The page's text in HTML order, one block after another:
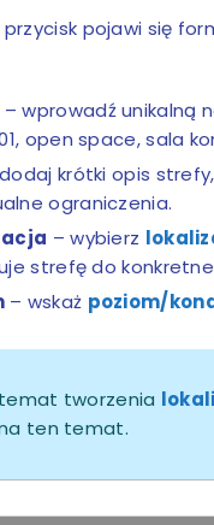
przycisk pojawi się
– wprowadź unikalną
open space, sala
krótki opis
ograniczenia.
– wybierz
strefę do
– wskaż poziom/
tworzenia
ten temat.